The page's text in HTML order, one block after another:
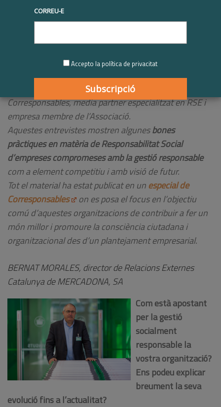
truqueu-nos al
|
Recull d'entrevistes realitzades aempreses membres
en el el marc de col·laboració amb
Corresponsables, media partner especialitzat en RSE i
empresa membre de l’Associació.
Aquestes entrevistes mostren algunesbones
pràctiques en matèria de Responsabilitat Social
d’empreses compromeses amb la gestió responsable
com a element competitiu i amb visió de futur.
Tot el material ha estat publicat en unespecial de
Corresponsables
on es posa el focus en l’objectiu
comú d’aquestes organitzacions de contribuir a fer un
món millor i promoure la consciència ciutadana i
organitzacional des d’un plantejament empresarial.
BERNAT MORALES, director de Relacions Externes
Catalunya de MERCADONA, SA
Com està apostant
per la gestió
socialment
responsable la
vostra organització?
Ens podeu explicar
breument la seva
evolució fins a l’actualitat?
CORREU-E
Accepto la política de privacitat